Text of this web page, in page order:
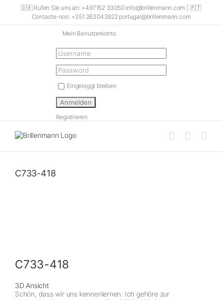
🇩🇪 Rufen Sie uns an: +497152 33050 info@brillenmann.com | 🇵🇹
Contacte-nos: +351 263043922 portugal@brillenmann.com
Mein Benutzerkonto
Eingeloggt bleiben
Registrieren
C733-418
C733-418
3D Ansicht
Schön, dass wir uns kennenlernen. Ich gehöre zur